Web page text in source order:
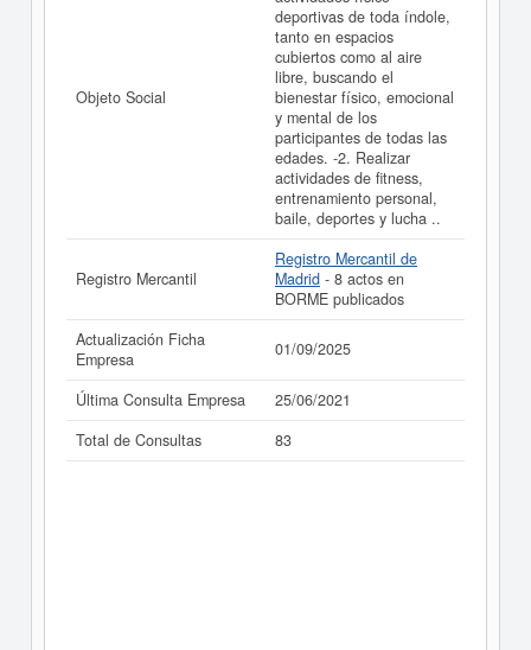
La última actualización del informe de empresa se ha
realizado el 01/09/2025.
Objeto Social
deportivas de toda índole,
tanto en espacios
cubiertos como al aire
libre, buscando el
bienestar físico, emocional
y mental de los
participantes de todas las
edades. -2. Realizar
actividades de fitness,
entrenamiento personal,
baile, deportes y lucha ..
Registro Mercantil
Registro Mercantil de
Madrid - 8 actos en
BORME publicados
Actualización Ficha
Empresa
01/09/2025
Última Consulta Empresa
25/06/2021
Total de Consultas
83